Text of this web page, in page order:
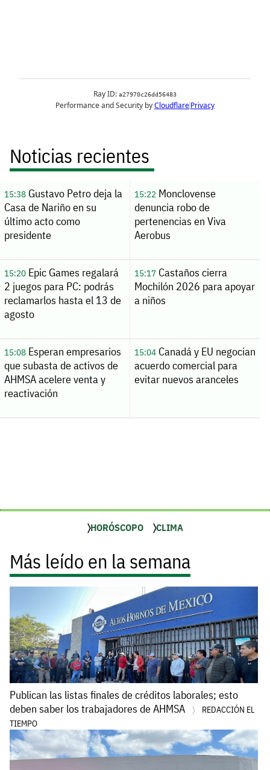
Noticias recientes
15:38Gustavo Petro deja la
Casa de Nariño en su
último acto como
presidente
15:22Monclovense
denuncia robo de
pertenencias en Viva
Aerobus
15:20Epic Games regalará
2 juegos para PC: podrás
reclamarlos hasta el 13 de
agosto
15:17Castaños cierra
Mochilón 2026 para apoyar
a niños
15:08Esperan empresarios
que subasta de activos de
AHMSA acelere venta y
reactivación
15:04Canadá y EU negocian
acuerdo comercial para
evitar nuevos aranceles
HORÓSCOPO CLIMA
Más leído en la semana
Publican las listas finales de créditos laborales; esto
deben saber los trabajadores de AHMSA
REDACCIÓN EL
TIEMPO